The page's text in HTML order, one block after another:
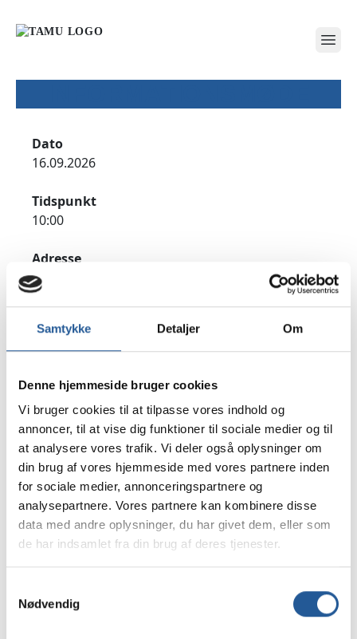
Samtykke Detaljer Om
Denne hjemmeside bruger cookies
Vi bruger cookies til at tilpasse vores indhold og
annoncer, til at vise dig funktioner til sociale medier og til
at analysere vores trafik. Vi deler også oplysninger om
din brug af vores hjemmeside med vores partnere inden
for sociale medier, annonceringspartnere og
analysepartnere. Vores partnere kan kombinere disse
data med andre oplysninger, du har givet dem, eller som
de har indsamlet fra din brug af deres tjenester.
Nødvendig
open
Dato
16.09.2026
Tidspunkt
10:00
Adresse
TAMU Lejre, Hovedvejen 10D, 4000 Roskilde
informationsmødet.
Dit navn*
Din email *